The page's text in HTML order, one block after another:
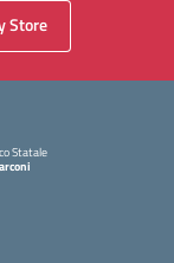
Store
Statale
iniziale della scuola